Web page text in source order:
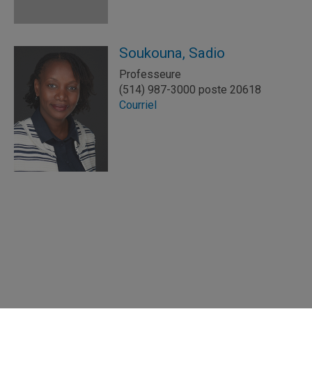
Soukouna, Sadio
Professeure
(514) 987-3000 poste 20618
Courriel